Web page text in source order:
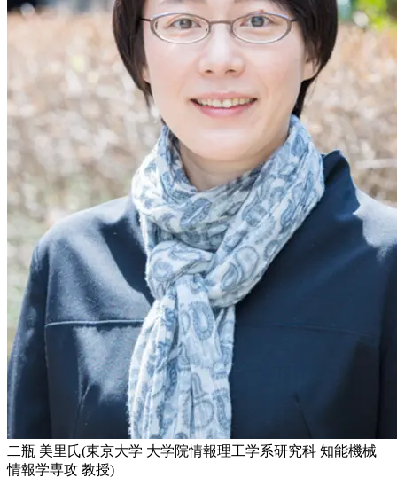
二瓶 美里氏(東京大学 大学院情報理工学系研究科 知能機械
情報学専攻 教授)